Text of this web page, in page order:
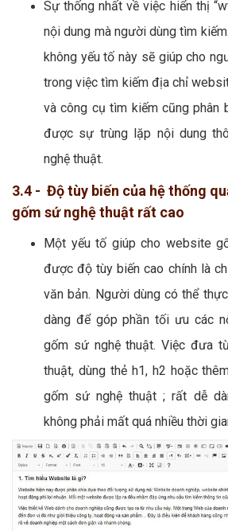
Sự thống nhất về việc hiển thị
nội dung mà người dùng tìm
không yếu tố này sẽ giúp cho
trong việc tìm kiếm địa chỉ
và công cụ tìm kiếm cũng phân
được sự trùng lặp nội dung
nghệ thuật.
3.4 - Độ tùy biến của hệ thống
gốm sứ nghệ thuật rất cao
Một yếu tố giúp cho website
được độ tùy biến cao chính là
văn bản. Người dùng có thể
dàng để góp phần tối ưu các
gốm sứ nghệ thuật. Việc đưa
thuật, dùng thẻ h1, h2 hoặc
gốm sứ nghệ thuật ; rất dễ
không phải mất quá nhiều thời